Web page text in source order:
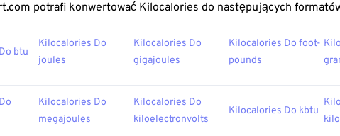
potrafi konwertować Kilocalories do następujących
btu
Kilocalories Do
joules
Kilocalories Do
gigajoules
Kilocalories Do foot-
pounds
Kilocalories Do
megajoules
Kilocalories Do
kiloelectronvolts
Kilocalories Do kbtu